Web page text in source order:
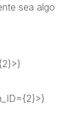
sea algo